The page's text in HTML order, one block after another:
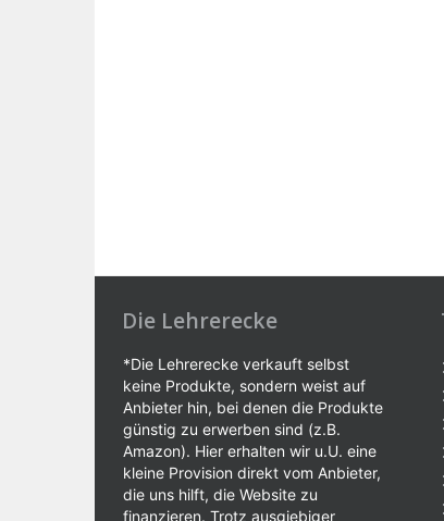
Die Lehrerecke
*Die Lehrerecke verkauft selbst
keine Produkte, sondern weist auf
Anbieter hin, bei denen die Produkte
günstig zu erwerben sind (z.B.
Amazon). Hier erhalten wir u.U. eine
kleine Provision direkt vom Anbieter,
die uns hilft, die Website zu
finanzieren. Trotz ausgiebiger